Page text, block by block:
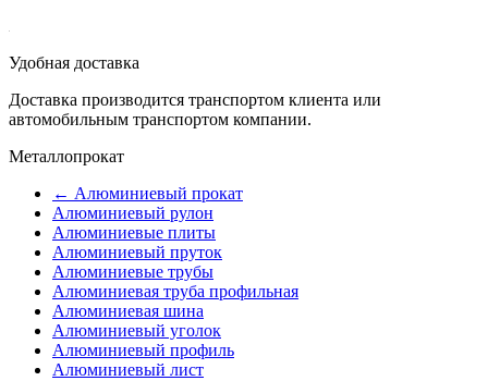
Удобная доставка
Доставка производится транспортом клиента или
автомобильным транспортом компании.
Металлопрокат
← Алюминиевый прокат
Алюминиевый рулон
Алюминиевые плиты
Алюминиевый пруток
Алюминиевые трубы
Алюминиевая труба профильная
Алюминиевая шина
Алюминиевый уголок
Алюминиевый профиль
Алюминиевый лист